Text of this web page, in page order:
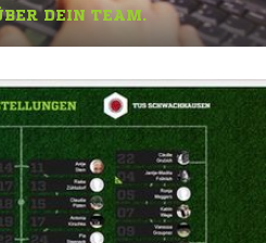
DEIN TEAM.